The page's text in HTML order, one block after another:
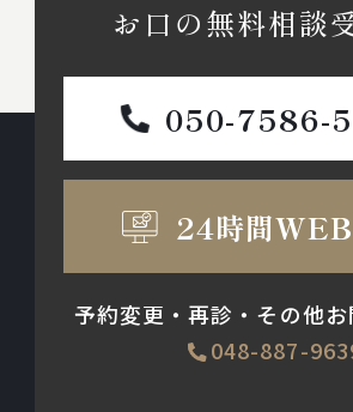
お口の無料相談
050-7586-
24時間
予約変更・再診・その他
048-887-